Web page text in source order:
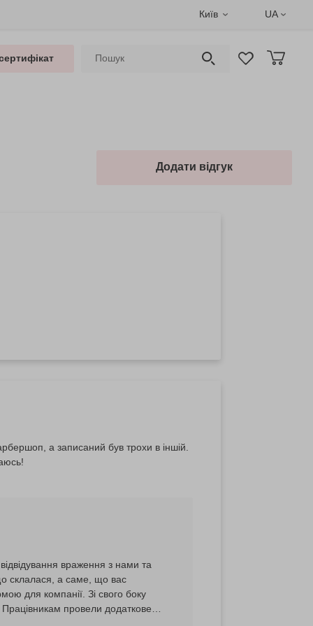
Київ UA
Додати відгук
а записаний був трохи в іншій.
враження з нами та
склалася, а саме, що вас
для компанії. Зі свого боку
провели додаткове